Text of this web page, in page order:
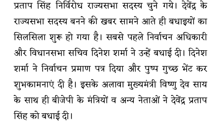
प्रताप सिंह निर्विरोध राज्यसभा सदस्य चुने गये। देवेंद्र के
राज्यसभा सदस्य बनने की खबर सामने आते ही बधाइयों का
सिलसिला शुरू हो गया है। सबसे पहले निर्वाचन अधिकारी
और विधानसभा सचिव दिनेश शर्मा ने उन्हें बधाई दी। दिनेश
शर्मा ने निर्वाचन प्रमाण पत्र दिया और पुष्प गुच्छ भेंट कर
शुभकामनाएं दी है। इसके अलावा मुख्यमंत्री विष्णु देव साय
के साथ ही बीजेपी के मंत्रियों व अन्य नेताओं ने देवेंद्र प्रताप
सिंह को बधाई दी।